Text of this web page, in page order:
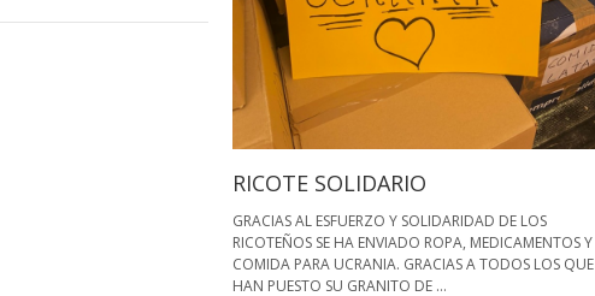
RICOTE SOLIDARIO
GRACIAS AL ESFUERZO Y SOLIDARIDAD DE LOS
RICOTEÑOS SE HA ENVIADO ROPA, MEDICAMENTOS Y
COMIDA PARA UCRANIA. GRACIAS A TODOS LOS QUE
HAN PUESTO SU GRANITO DE …